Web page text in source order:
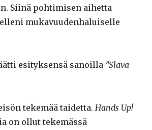
Siinä pohtimisen aihetta
mukavuudenhaluiselle
esityksensä sanoilla ”Slava
tekemää taidetta. Hands Up!
on ollut tekemässä